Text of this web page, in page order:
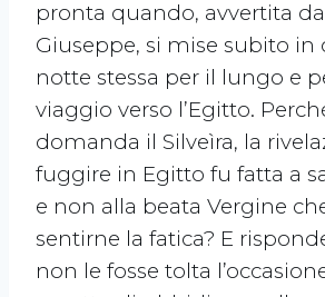
pronta quando, avvertita
Giuseppe, si mise subito
notte stessa per il lungo e
viaggio verso l’Egitto.
domanda il Silveìra, la
fuggire in Egitto fu fatta a
e non alla beata Vergine
sentirne la fatica? E
non le fosse tolta